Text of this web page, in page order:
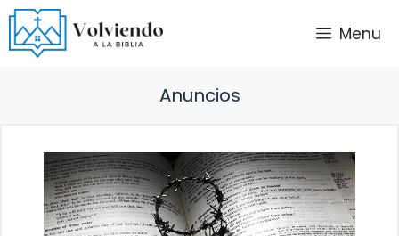
Saltar
al
contenido
Menu
Anuncios